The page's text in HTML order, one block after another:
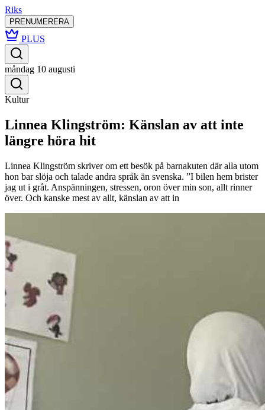
Riks
PRENUMERERA
PLUS
måndag 10 augusti
Kultur
Linnea Klingström: Känslan av att inte
längre höra hit
Linnea Klingström skriver om ett besök på barnakuten där alla utom
hon bar slöja och talade andra språk än svenska. ”I bilen hem brister
jag ut i gråt. Anspänningen, stressen, oron över min son, allt rinner
över. Och kanske mest av allt, känslan av att in